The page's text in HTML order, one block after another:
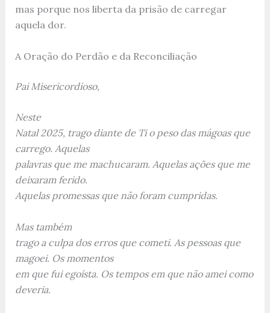
mas porque nos liberta da prisão de carregar
aquela dor.
A Oração do Perdão e da Reconciliação
Pai Misericordioso,
Neste
Natal 2025, trago diante de Ti o peso das mágoas que
carrego. Aquelas
palavras que me machucaram. Aquelas ações que me
deixaram ferido.
Aquelas promessas que não foram cumpridas.
Mas também
trago a culpa dos erros que cometi. As pessoas que
magoei. Os momentos
em que fui egoísta. Os tempos em que não amei como
deveria.